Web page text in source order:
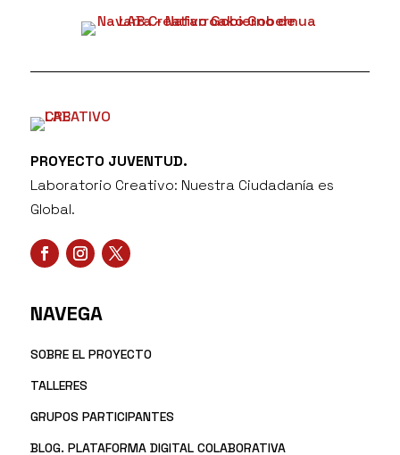
PROYECTO JUVENTUD.
Laboratorio Creativo: Nuestra Ciudadanía es
Global.
NAVEGA
SOBRE EL PROYECTO
TALLERES
GRUPOS PARTICIPANTES
BLOG. PLATAFORMA DIGITAL COLABORATIVA